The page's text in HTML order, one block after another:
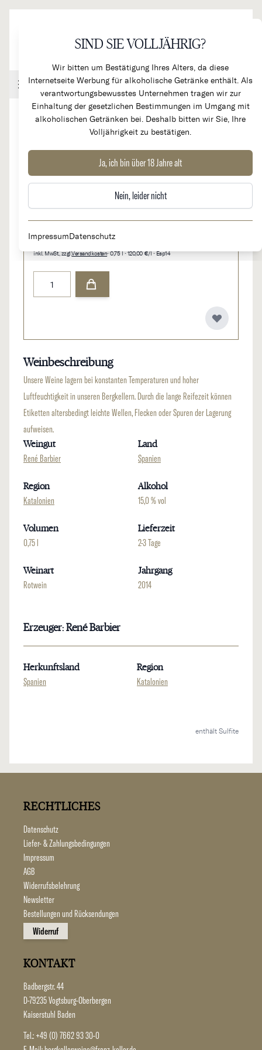
SIND SIE VOLLJÄHRIG?
Wir bitten um Bestätigung Ihres Alters, da diese
Internetseite Werbung für alkoholische Getränke enthält. Als
verantwortungsbewusstes Unternehmen tragen wir zur
Einhaltung der gesetzlichen Bestimmungen im Umgang mit
alkoholischen Getränken bei. Deshalb bitten wir Sie, Ihre
Volljährigkeit zu bestätigen.
Ja, ich bin über 18 Jahre alt
Nein, leider nicht
ImpressumDatenschutz
Handel & Gastronomie Kundenkonto Warenkorb
RARITÄT
90,00 €
inkl. MwSt., zzgl.Versandkosten• 0,75 l • 120,00 €/l • Esp14
Weinbeschreibung
Unsere Weine lagern bei konstanten Temperaturen und hoher
Luftfeuchtigkeit in unseren Bergkellern. Durch die lange Reifezeit können
Etiketten altersbedingt leichte Wellen, Flecken oder Spuren der Lagerung
aufweisen.
Weingut
René Barbier
Land
Spanien
Region
Katalonien
Alkohol
15,0 % vol
Volumen
0,75 l
Lieferzeit
2-3 Tage
Weinart
Rotwein
Jahrgang
2014
Erzeuger: René Barbier
Herkunftsland
Spanien
Region
Katalonien
enthält Sulfite
RECHTLICHES
Datenschutz
Liefer- & Zahlungsbedingungen
Impressum
AGB
Widerrufsbelehrung
Newsletter
Bestellungen und Rücksendungen
Widerruf
KONTAKT
Badbergstr. 44
D-79235 Vogtsburg-Oberbergen
Kaiserstuhl Baden
Tel.: +49 (0) 7662 93 30-0